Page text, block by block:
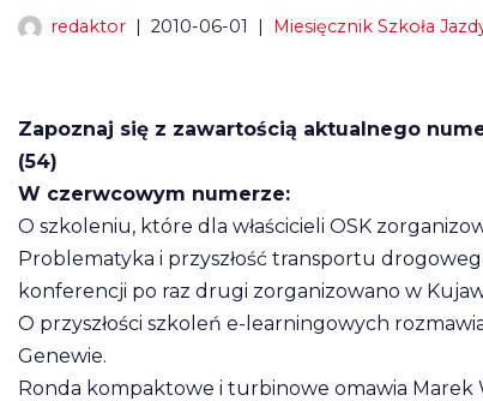
redaktor 2010-06-01 Miesięcznik Szkoła
Zapoznaj się z zawartością aktualnego
(54)
W czerwcowym numerze:
O szkoleniu, które dla właścicieli OSK
Problematyka i przyszłość transportu
konferencji po raz drugi zorganizowano w
O przyszłości szkoleń e-learningowych
Genewie.
Ronda kompaktowe i turbinowe omawia Marek